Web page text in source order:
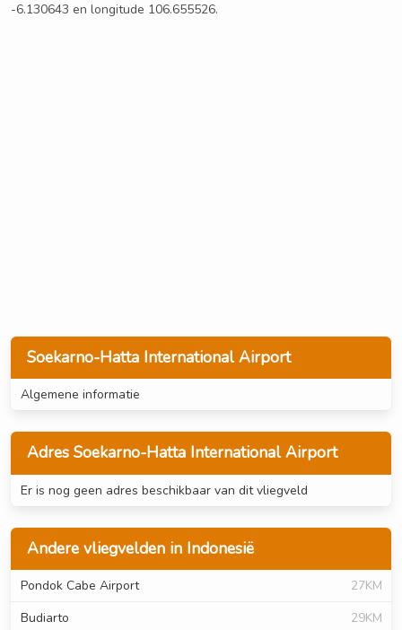
Soekarno-Hatta International Airport
Algemene informatie
Adres Soekarno-Hatta International Airport
Er is nog geen adres beschikbaar van dit vliegveld
Andere vliegvelden in Indonesië
Pondok Cabe Airport
27KM
Budiarto
29KM
-6.130643 en longitude 106.655526.